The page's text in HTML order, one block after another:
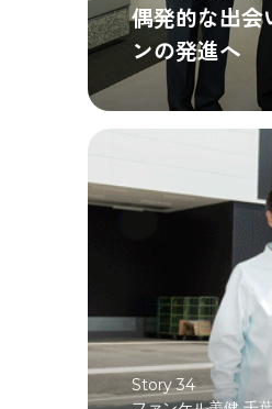
偶発的な出会
ンの発進へ
Story 34